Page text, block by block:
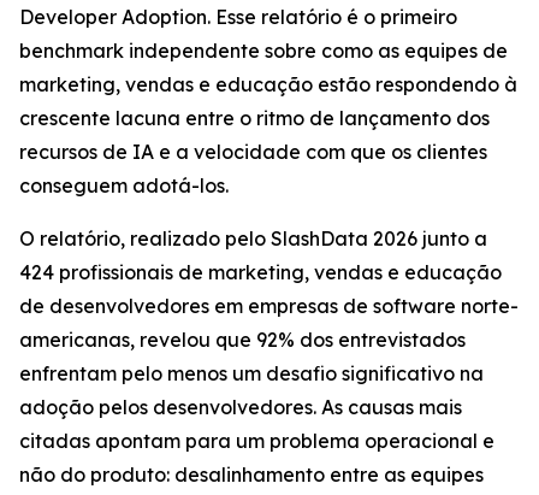
Developer Adoption. Esse relatório é o primeiro
benchmark independente sobre como as equipes de
marketing, vendas e educação estão respondendo à
crescente lacuna entre o ritmo de lançamento dos
recursos de IA e a velocidade com que os clientes
conseguem adotá-los.
O relatório, realizado pelo SlashData 2026 junto a
424 profissionais de marketing, vendas e educação
de desenvolvedores em empresas de software norte-
americanas, revelou que 92% dos entrevistados
enfrentam pelo menos um desafio significativo na
adoção pelos desenvolvedores. As causas mais
citadas apontam para um problema operacional e
não do produto: desalinhamento entre as equipes